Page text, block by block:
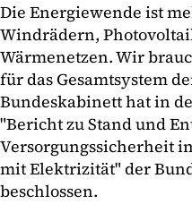
Die Energiewende ist
Windrädern,
Wärmenetzen. Wir
für das Gesamtsystem
Bundeskabinett hat in
"Bericht zu Stand und
Versorgungssicherheit
mit Elektrizität" der
beschlossen.